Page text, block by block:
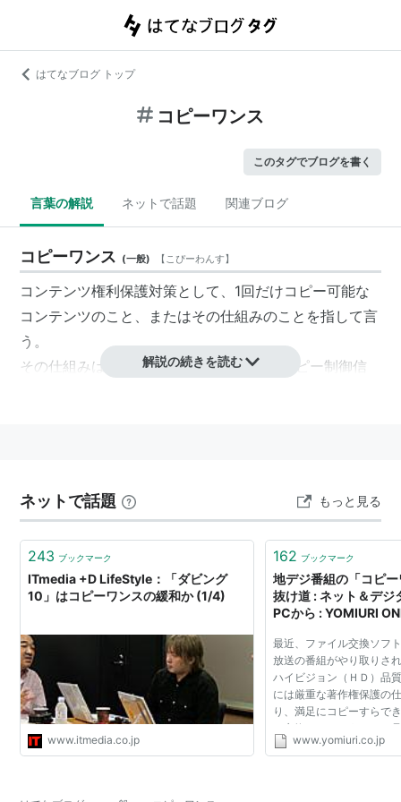
はてなブログ トップ
コピーワンス
このタグでブログを書く
言葉の解説 ネットで話題 関連ブログ
コピーワンス (一般) 【こぴーわんす】
コンテンツ権利保護対策として、1回だけコピー可能な
コンテンツのこと、またはその仕組みのことを指して言
う。
その仕組みは、地上／BSデジタル放送にコピー制御信
されているが、HDDレコーダー → D-VHSなどへの強制
移動*1は可能である*2。DVDメディアへ移動したい場合
は、CPRM（Content Protection for Recordable
Media）に対応したDVD-R/RW・DVD-RAMなどになら
可能となっている。
*1:コピー元は削除される
*2:機種によっては不可能な場合もあります
解説の続きを読む
ネットで話題 もっと見る
243 ブックマーク
ITmedia +D LifeStyle：「ダビング
10」はコピーワンスの緩和か (1/4)
www.itmedia.co.jp
162 ブックマーク
地デジ番組の「コピ
抜け道 : ネット＆デジ
PCから : YOMIURI
最近、ファイル交換ソフ
放送の番組がやり取りさ
ハイビジョン（ＨＤ）品
には厳重な著作権保護の
り、満足にコピーすらで
ル交換できるようなＨＤ
など、流通はおろか、あ
www.yomiuri.co.jp